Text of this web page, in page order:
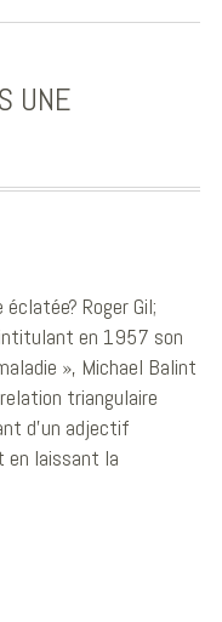
UNE
Roger Gil;
en 1957 son
», Michael Balint
triangulaire
d’un adjectif
en laissant la